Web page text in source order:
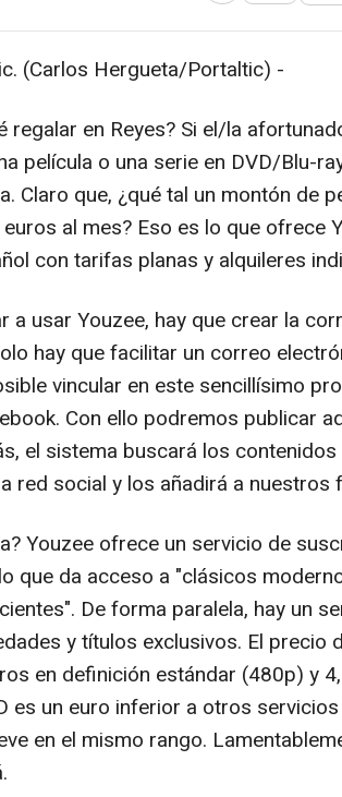
(Carlos Hergueta/Portaltic) -
regalar en Reyes? Si el/la
película o una serie en DVD/Blu-
Claro que, ¿qué tal un montón de
al mes? Eso es lo que ofrece
con tarifas planas y alquileres
a usar Youzee, hay que crear la
hay que facilitar un correo
vincular en este sencillísimo
Con ello podremos publicar
el sistema buscará los
red social y los añadirá a nuestros
Youzee ofrece un servicio de
que da acceso a "clásicos
De forma paralela, hay un
y títulos exclusivos. El precio
en definición estándar (480p) y
es un euro inferior a otros
en el mismo rango.